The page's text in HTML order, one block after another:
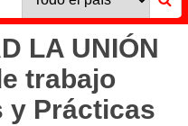
LA UNIÓN
trabajo
y Prácticas